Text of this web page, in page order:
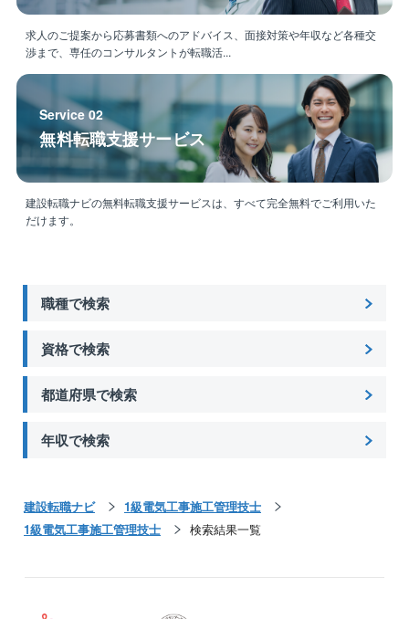
求人のご提案から応募書類へのアドバイス、面接対策や年収など各種交
渉まで、専任のコンサルタントが転職活...
Service 02
無料転職支援サービス
建設転職ナビの無料転職支援サービスは、すべて完全無料でご利用いた
だけます。
職種で検索
資格で検索
都道府県で検索
年収で検索
建設転職ナビ
1級電気工事施工管理技士
1級電気工事施工管理技士
検索結果一覧